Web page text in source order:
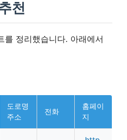
천
를 정리했습니다. 아래에서
도로명
주소
전화
홈페이
지